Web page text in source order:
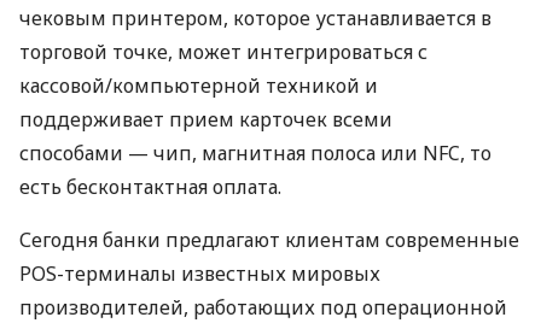
чековым принтером, которое устанавливается в
торговой точке, может интегрироваться с
кассовой/компьютерной техникой и
поддерживает прием карточек всеми
способами — чип, магнитная полоса или NFC, то
есть бесконтактная оплата.
Сегодня банки предлагают клиентам современные
POS-терминалы известных мировых
производителей, работающих под операционной